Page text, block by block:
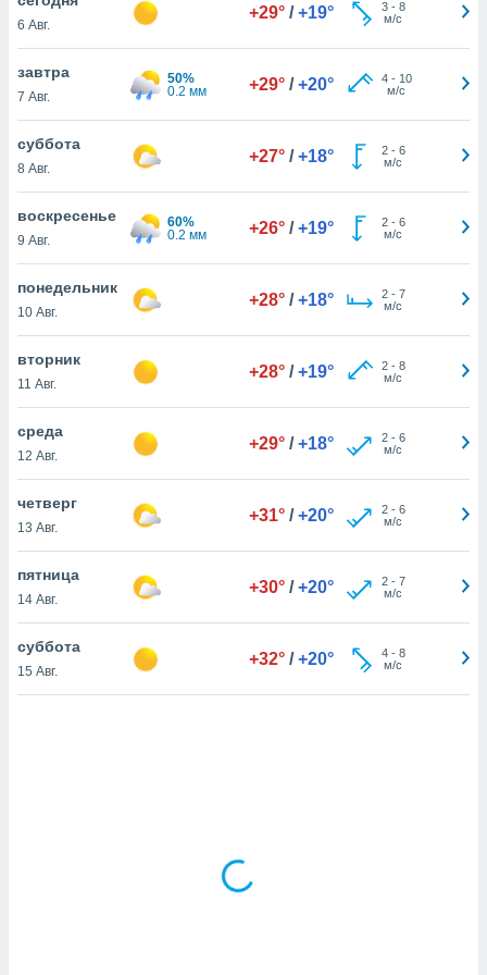
действия
на веб-
основе.
нашей
cookie
в
ВЫ
равно
нашим
6 Авг.
+29° / +19° 3- 8
м/с
завтра
7 Авг.
50%
0.2 мм
+29° / +20° 4- 10
м/с
суббота
8 Авг.
+27° / +18° 2- 6
м/с
воскресенье
9 Авг.
60%
0.2 мм
+26° / +19° 2- 6
м/с
понедельник
10 Авг.
+28° / +18° 2- 7
м/с
вторник
11 Авг.
+28° / +19° 2- 8
м/с
среда
12 Авг.
+29° / +18° 2- 6
м/с
четверг
13 Авг.
+31° / +20° 2- 6
м/с
пятница
14 Авг.
+30° / +20° 2- 7
м/с
суббота
15 Авг.
+32° / +20° 4- 8
м/с